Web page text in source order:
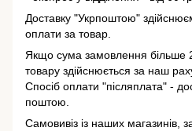
Доставку "Укрпоштою"
оплати за товар.
Якщо сума замовлення більше
товару здійснюється за наш
Спосіб оплати "післяплата" -
поштою.
Самовивіз із наших магазинів,